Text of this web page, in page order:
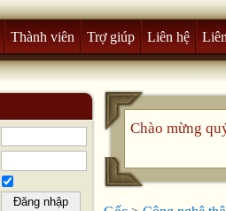
Thành viên Trợ giúp Liên hệ
Chào mừng